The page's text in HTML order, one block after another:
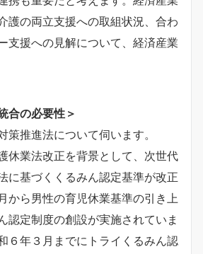
護の両立支援への取組状況、合わ
支援への見解について、経済産業
合の必要性＞
推進法について伺います。
休業法改正を背景として、次世代
に基づくくるみん認定基準が改正
から男性の育児休業基準の引き上
認定制度の創設が実施されていま
６年３月までにトライくるみん認